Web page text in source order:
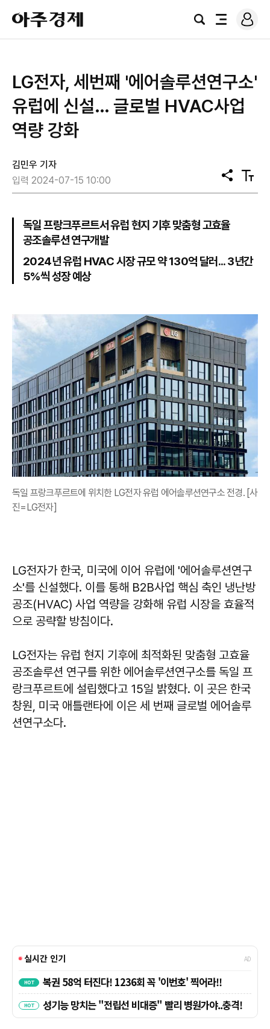
아
주
경
검
전
로
그
LG전자, 세번째 '에어솔루션연구소'
유럽에 신설… 글로벌 HVAC사업
역량 강화
김민우 기자
입력 2024-07-15 10:00
공
유
텍
스
독일 프랑크푸르트서 유럽 현지 기후 맞춤형 고효율
공조솔루션 연구개발
2024년 유럽 HVAC 시장 규모 약 130억 달러... 3년간
5%씩 성장 예상
독일 프랑크푸르트에 위치한 LG전자 유럽 에어솔루션연구소 전경. [사
진=LG전자]
LG전자가 한국, 미국에 이어 유럽에 '에어솔루션연구
소'를 신설했다. 이를 통해 B2B사업 핵심 축인 냉난방
공조(HVAC) 사업 역량을 강화해 유럽 시장을 효율적
으로 공략할 방침이다.
LG전자는 유럽 현지 기후에 최적화된 맞춤형 고효율
공조솔루션 연구를 위한 에어솔루션연구소를 독일 프
랑크푸르트에 설립했다고 15일 밝혔다. 이 곳은 한국
창원, 미국 애틀랜타에 이은 세 번째 글로벌 에어솔루
션연구소다.